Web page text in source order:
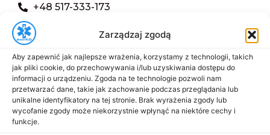
Zarządzaj zgodą
Aby zapewnić jak najlepsze wrażenia, korzystamy z technologii, takich
jak pliki cookie, do przechowywania i/lub uzyskiwania dostępu do
informacji o urządzeniu. Zgoda na te technologie pozwoli nam
przetwarzać dane, takie jak zachowanie podczas przeglądania lub
unikalne identyfikatory na tej stronie. Brak wyrażenia zgody lub
wycofanie zgody może niekorzystnie wpłynąć na niektóre cechy i
funkcje.
+48 517-333-173
biuro@dasmed.pl
Menu
Start
O nas
Oferta
Cennik